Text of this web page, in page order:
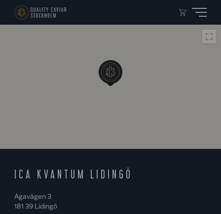
ICA KVANTUM LIDINGÖ
Agavägen 3
181 39 Lidingö